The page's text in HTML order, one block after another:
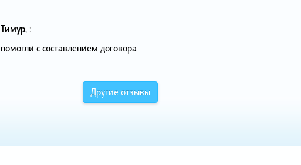
Тимур, :
помогли с составлением договора
Другие отзывы